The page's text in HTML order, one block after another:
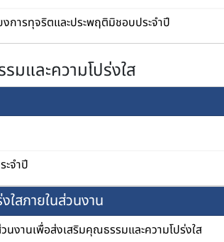
การทุจริตและประพฤติมิชอบประจำปี
และความโปร่งใส
จำปี
ใสภายในส่วนงาน
นงานเพื่อส่งเสริมคุณธรรมและความโปร่งใส